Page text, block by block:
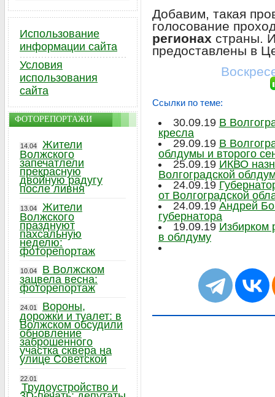
Добавим, такая
голосование
регионах страны.
предоставлены в
Ссылки по теме:
30.09.19 В
кресла
29.09.19 В
облдумы и второго
25.09.19 ИКВО
Волгоградской
24.09.19
от Волгоградской
24.09.19 Андрей
губернатора
19.09.19 Избирком
в облдуму
Использование
информации сайта
Условия
использования
сайта
ФОТОРЕПОРТАЖИ
14.04
Жители
Волжского
запечатлели
прекрасную
двойную радугу
после ливня
13.04
Жители
Волжского
празднуют
пахсальную
неделю:
фоторепортаж
10.04
В Волжском
зацвела весна:
фоторепортаж
24.01
Вороны,
дорожки и туалет: в
Волжском обсудили
обновление
заброшенного
участка сквера на
улице Советской
22.01
Трудоустройство и